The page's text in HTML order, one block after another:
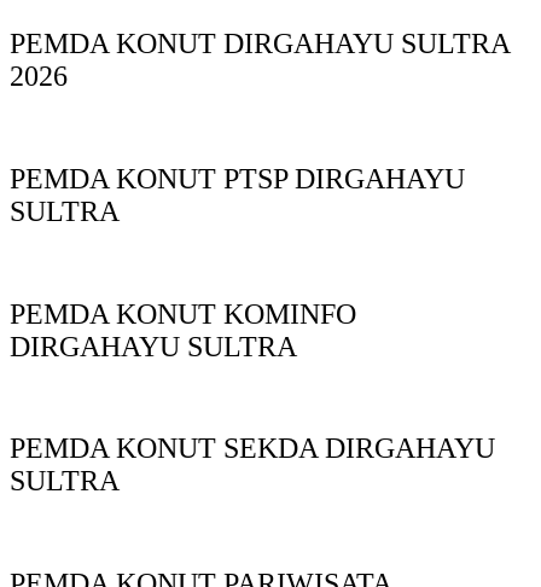
PEMDA KONUT DIRGAHAYU SULTRA
2026
PEMDA KONUT PTSP DIRGAHAYU
SULTRA
PEMDA KONUT KOMINFO
DIRGAHAYU SULTRA
PEMDA KONUT SEKDA DIRGAHAYU
SULTRA